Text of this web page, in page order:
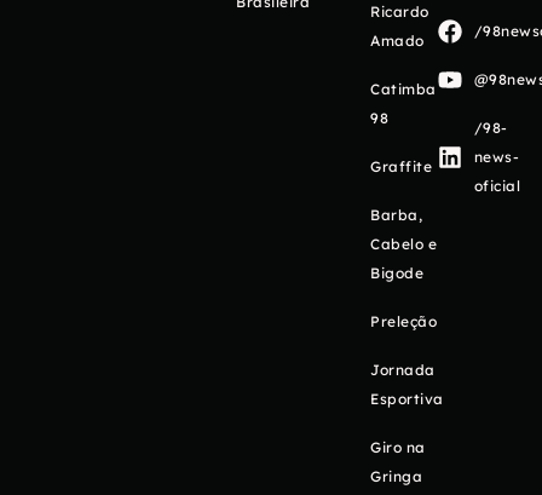
Ricardo
Amado
Catimba
98
Graffite
Barba,
Cabelo e
Bigode
Preleção
Jornada
Esportiva
Giro na
Gringa
/
/98-
news-
oficial